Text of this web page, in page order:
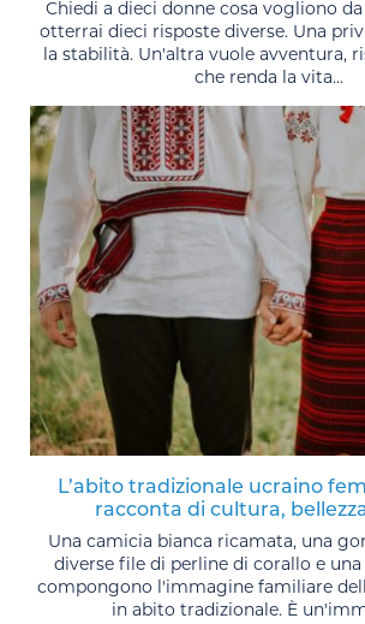
Chiedi a dieci donne cosa vogliono
otterrai dieci risposte diverse. Una
la stabilità. Un'altra vuole avventura,
che renda la vita...
L’abito tradizionale ucraino
racconta di cultura,
Una camicia bianca ricamata, una
diverse file di perline di corallo e
compongono l'immagine familiare
in abito tradizionale. È